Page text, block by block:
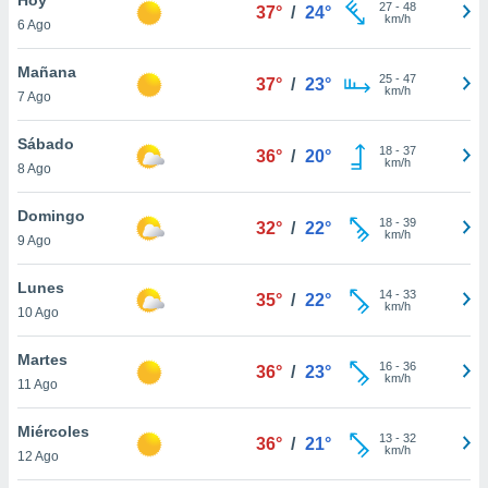
y
en
más
de
6 Ago
37° / 24° 27- 48
km/h
Mañana
7 Ago
37° / 23° 25- 47
km/h
Sábado
8 Ago
36° / 20° 18- 37
km/h
Domingo
9 Ago
32° / 22° 18- 39
km/h
Lunes
10 Ago
35° / 22° 14- 33
km/h
Martes
11 Ago
36° / 23° 16- 36
km/h
Miércoles
12 Ago
36° / 21° 13- 32
km/h